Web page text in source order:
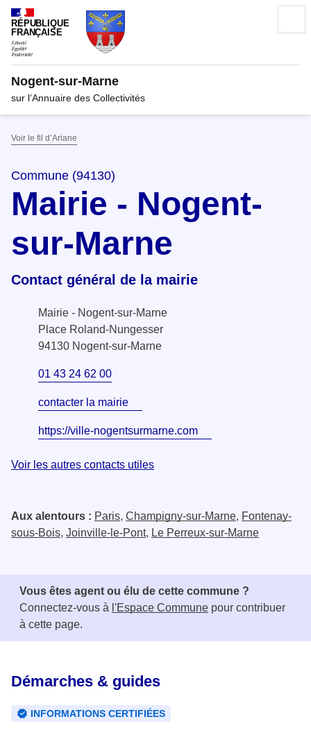
RÉPUBLIQUE
FRANÇAISE
Nogent-sur-Marne
sur l’Annuaire des Collectivités
Voir le fil d’Ariane
Commune (94130)
Mairie - Nogent-
sur-Marne
Contact général de la mairie
Mairie - Nogent-sur-Marne
Place Roland-Nungesser
94130 Nogent-sur-Marne
01 43 24 62 00
contacter la mairie
https://ville-nogentsurmarne.com
Voir les autres contacts utiles
Aux alentours : Paris, Champigny-sur-Marne, Fontenay-
sous-Bois, Joinville-le-Pont, Le Perreux-sur-Marne
Vous êtes agent ou élu de cette commune ?
Connectez-vous à l'Espace Commune pour contribuer
à cette page.
Démarches & guides
INFORMATIONS CERTIFIÉES